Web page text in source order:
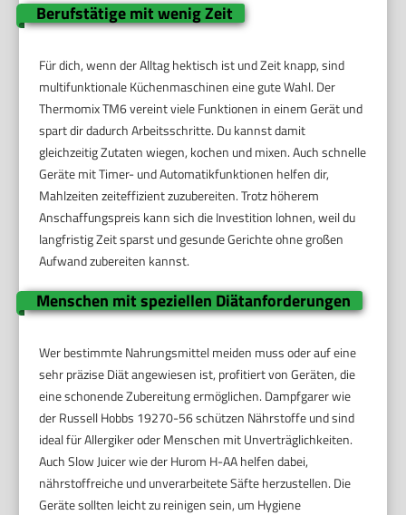
Berufstätige mit wenig Zeit
Für dich, wenn der Alltag hektisch ist und Zeit knapp, sind
multifunktionale Küchenmaschinen eine gute Wahl. Der
Thermomix TM6 vereint viele Funktionen in einem Gerät und
spart dir dadurch Arbeitsschritte. Du kannst damit
gleichzeitig Zutaten wiegen, kochen und mixen. Auch schnelle
Geräte mit Timer- und Automatikfunktionen helfen dir,
Mahlzeiten zeiteffizient zuzubereiten. Trotz höherem
Anschaffungspreis kann sich die Investition lohnen, weil du
langfristig Zeit sparst und gesunde Gerichte ohne großen
Aufwand zubereiten kannst.
Menschen mit speziellen Diätanforderungen
Wer bestimmte Nahrungsmittel meiden muss oder auf eine
sehr präzise Diät angewiesen ist, profitiert von Geräten, die
eine schonende Zubereitung ermöglichen. Dampfgarer wie
der Russell Hobbs 19270-56 schützen Nährstoffe und sind
ideal für Allergiker oder Menschen mit Unverträglichkeiten.
Auch Slow Juicer wie der Hurom H-AA helfen dabei,
nährstoffreiche und unverarbeitete Säfte herzustellen. Die
Geräte sollten leicht zu reinigen sein, um Hygiene